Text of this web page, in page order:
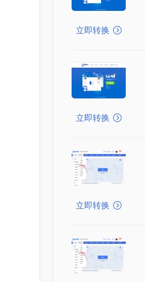
立即转换
立即转换
立即转换